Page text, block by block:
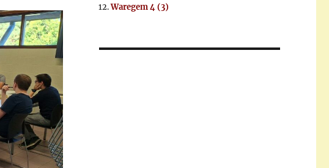
Waregem 4 (3)